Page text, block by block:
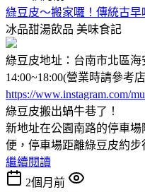
綠豆皮～搬家囉！傳統古早
冰品甜湯飲品 美味食記
綠豆皮地址：台南市北區海
14:00~18:00(營業時請參考
https://www.instagram.com/
綠豆皮搬出蝸牛巷了！
新地址在公園南路的停車
便，停車場距離綠豆皮約步
繼續閱讀
2個月前